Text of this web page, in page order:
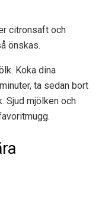
citronsaft och
önskas.
Koka dina
ta sedan bort
Sjud mjölken och